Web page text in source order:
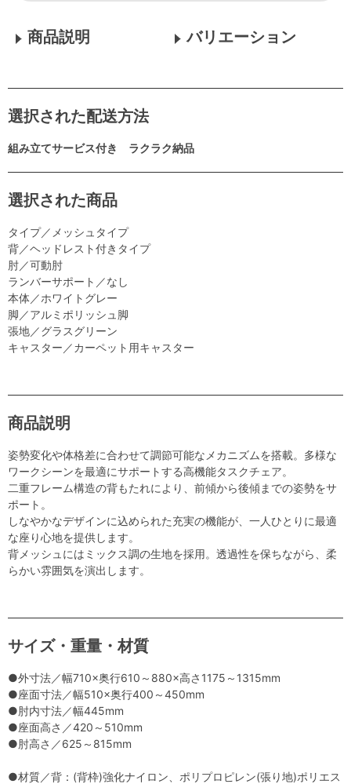
商品説明 バリエーション
選択された配送方法
組み立てサービス付き ラクラク納品
選択された商品
タイプ／メッシュタイプ
背／ヘッドレスト付きタイプ
肘／可動肘
ランバーサポート／なし
本体／ホワイトグレー
脚／アルミポリッシュ脚
張地／グラスグリーン
キャスター／カーペット用キャスター
商品説明
姿勢変化や体格差に合わせて調節可能なメカニズムを搭載。多様な
ワークシーンを最適にサポートする高機能タスクチェア。
二重フレーム構造の背もたれにより、前傾から後傾までの姿勢をサ
ポート。
しなやかなデザインに込められた充実の機能が、一人ひとりに最適
な座り心地を提供します。
背メッシュにはミックス調の生地を採用。透過性を保ちながら、柔
らかい雰囲気を演出します。
サイズ・重量・材質
●外寸法／幅710×奥行610～880×高さ1175～1315mm
●座面寸法／幅510×奥行400～450mm
●肘内寸法／幅445mm
●座面高さ／420～510mm
●肘高さ／625～815mm
●材質／背：(背枠)強化ナイロン、ポリプロピレン(張り地)ポリエス